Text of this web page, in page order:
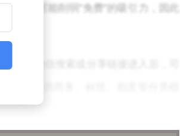
骤都可能削弱“免费”的吸引力，因此
通过微信搜索或分享链接进入后，可
导入，填写姓名、职位等核心信息后
存至相册或复制链接，整个过程不超